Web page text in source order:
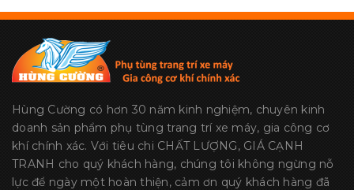
Hùng Cường có hơn 30 năm kinh nghiệm, chuyên kinh
doanh sản phẩm phụ tùng trang trí xe máy, gia công cơ
khí chính xác. Với tiêu chi CHẤT LƯỢNG, GIÁ CẠNH
TRANH cho quý khách hàng, chúng tôi không ngừng nỗ
lực để ngày một hoàn thiện, cảm ơn quý khách hàng đã